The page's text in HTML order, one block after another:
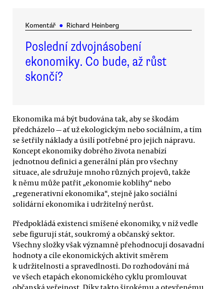
Komentář ● Richard Heinberg
Poslední zdvojnásobení
ekonomiky. Co bude, až růst
skončí?
Ekonomika má být budována tak, aby se škodám
předcházelo — ať už ekologickým nebo sociálním, a tím
se šetřily náklady a úsilí potřebné pro jejich nápravu.
Koncept ekonomiky dobrého života nenabízí
jednotnou definici a generální plán pro všechny
situace, ale sdružuje mnoho různých projevů, takže
k němu může patřit „ekonomie koblihy“ nebo
„regenerativní ekonomika“, stejně jako sociální
solidární ekonomika i udržitelný nerůst.
Předpokládá existenci smíšené ekonomiky, v níž vedle
sebe figurují stát, soukromý a občanský sektor.
Všechny složky však významně přehodnocují dosavadní
hodnoty a cíle ekonomických aktivit směrem
k udržitelnosti a spravedlnosti. Do rozhodování má
ve všech etapách ekonomického cyklu promlouvat
občanská veřejnost. Díky takto širokému a otevřenému